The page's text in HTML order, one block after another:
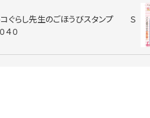
コぐらし先生のごほうびスタンプ Ｓ
４０